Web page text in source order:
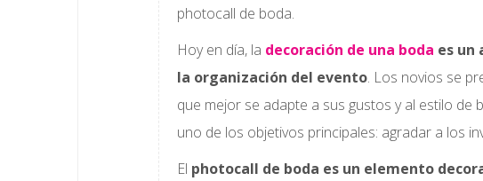
photocall de boda.
Hoy en día, la decoración de una boda es un
la organización del evento. Los novios se
que mejor se adapte a sus gustos y al estilo de
uno de los objetivos principales: agradar a los
El photocall de boda es un elemento